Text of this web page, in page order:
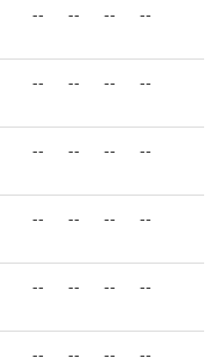
-- -- -- --
-- -- -- --
-- -- -- --
-- -- -- --
-- -- -- --
-- -- -- --